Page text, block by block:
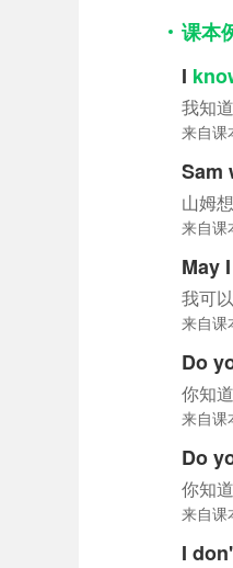
课本
I
我知
来自课
Sam
山姆
来自课
May I
我可
来自课
Do
你知
来自课
Do
你知
来自课
I